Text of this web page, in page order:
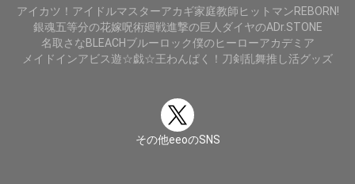
アイカツ！ アイドルマスターアカギ家庭教師ヒットマンREBORN!
銀魂五等分の花嫁呪術廻戦進撃の巨人 ダイヤのADr.STONE
名取さなBLEACHブルーロック僕のヒーローアカデミア
メイドインアビス遊☆戯☆王わんぱく！刀剣乱舞推し活グッズ
その他eeoのSNS